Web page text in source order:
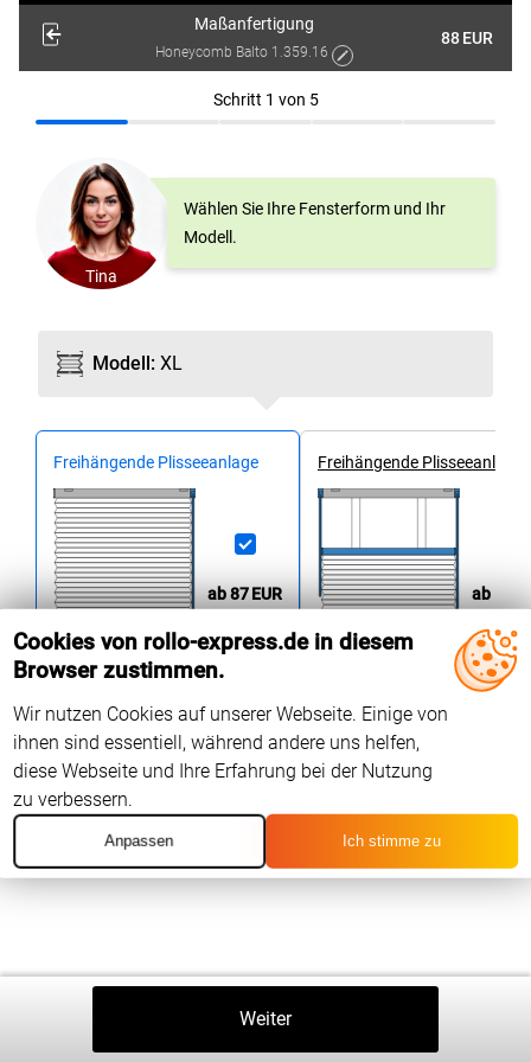
Maßanfertigung
Honeycomb Balto 1.359.16
88EUR
Schritt 1 von 5
Tina
Wählen Sie Ihre Fensterform und Ihr
Modell.
Modell: XL
Frei­hängende Plissee­anlage
ab 87EUR
Frei­hängende Plissee­anlage
ab 167
Weiter
Cookies von rollo-express.de in diesem
Browser zustimmen.
Wir nutzen Cookies auf unserer Webseite. Einige von
ihnen sind essentiell, während andere uns helfen,
diese Webseite und Ihre Erfahrung bei der Nutzung
zu verbessern.
Anpassen Ich stimme zu